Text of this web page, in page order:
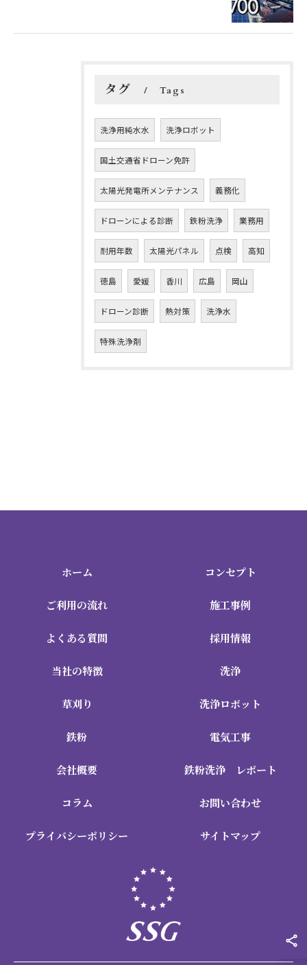
タグ Tags
洗浄用純水水 洗浄ロボット
国土交通省ドローン免許
太陽光発電所メンテナンス 義務化
ドローンによる診断 鉄粉洗浄 業務用
耐用年数 太陽光パネル 点検 高知
徳島 愛媛 香川 広島 岡山
ドローン診断 熱対策 洗浄水
特殊洗浄剤
ホーム コンセプト
ご利用の流れ 施工事例
よくある質問 採用情報
当社の特徴 洗浄
草刈り 洗浄ロボット
鉄粉 電気工事
会社概要 鉄粉洗浄 レポート
コラム お問い合わせ
プライバシーポリシー サイトマップ
お問い合わせはこちら